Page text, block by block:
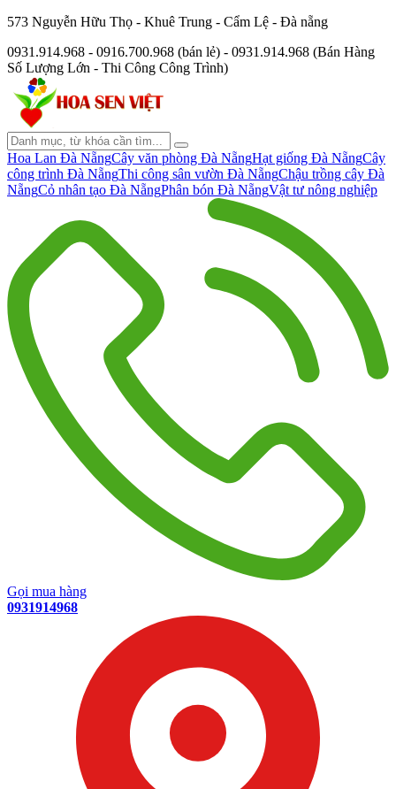
573 Nguyễn Hữu Thọ - Khuê Trung - Cẩm Lệ - Đà nẵng
0931.914.968 - 0916.700.968 (bán lẻ) - 0931.914.968 (Bán Hàng
Số Lượng Lớn - Thi Công Công Trình)
Hoa Lan Đà NẵngCây văn phòng Đà NẵngHạt giống Đà NẵngCây
công trình Đà NẵngThi công sân vườn Đà NẵngChậu trồng cây Đà
NẵngCỏ nhân tạo Đà NẵngPhân bón Đà NẵngVật tư nông nghiệp
Gọi mua hàng
0931914968